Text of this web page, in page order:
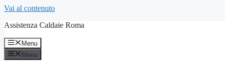
Vai al contenuto
Assistenza Caldaie Roma
Menu
Menu